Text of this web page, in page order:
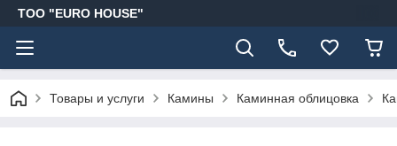
ТОО "EURO HOUSE"
Товары и услуги Камины Каминная облицовка